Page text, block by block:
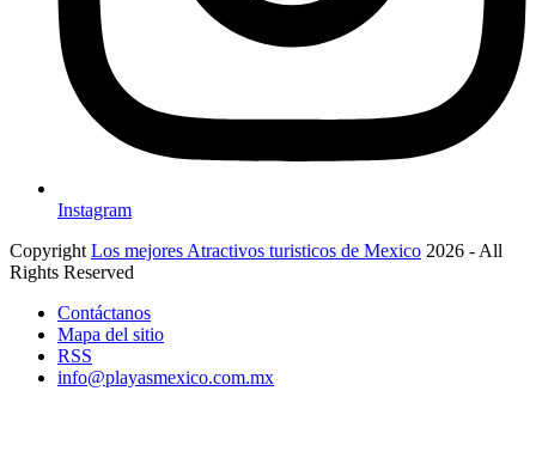
Instagram
Copyright Los mejores Atractivos turisticos de Mexico 2026 - All
Rights Reserved
Contáctanos
Mapa del sitio
RSS
info@playasmexico.com.mx